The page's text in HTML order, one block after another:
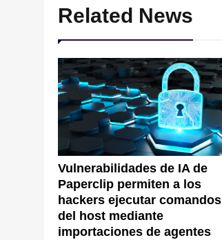
Related News
Vulnerabilidades de IA de
Paperclip permiten a los
hackers ejecutar comandos
del host mediante
importaciones de agentes